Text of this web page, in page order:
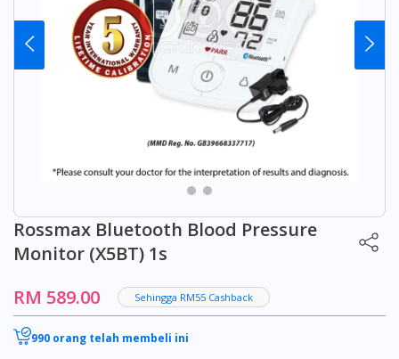
Rossmax Bluetooth Blood Pressure
Monitor (X5BT) 1s
RM 589.00
Sehingga RM55 Cashback
990 orang telah membeli ini